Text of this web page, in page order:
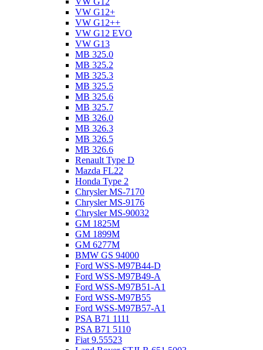
VW G12+
VW G12++
VW G12 EVO
VW G13
MB 325.0
MB 325.2
MB 325.3
MB 325.5
MB 325.6
MB 325.7
MB 326.0
MB 326.3
MB 326.5
MB 326.6
Renault Type D
Mazda FL22
Honda Type 2
Chrysler MS-7170
Chrysler MS-9176
Chrysler MS-90032
GM 1825M
GM 1899M
GM 6277M
BMW GS 94000
Ford WSS-M97B44-D
Ford WSS-M97B49-A
Ford WSS-M97B51-A1
Ford WSS-M97B55
Ford WSS-M97B57-A1
PSA B71 1111
PSA B71 5110
Fiat 9.55523